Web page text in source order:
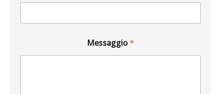
Messaggio*